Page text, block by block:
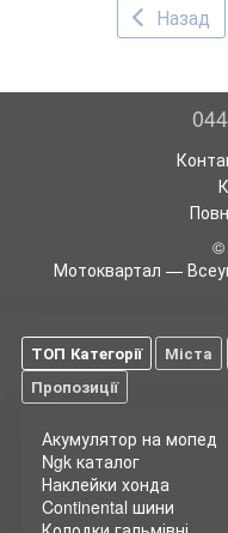
Назад
©
Мотоквартал —
ТОП Категорії Міста
Пропозиції
Акумулятор на мопед
Ngk каталог
Наклейки хонда
Continental шини